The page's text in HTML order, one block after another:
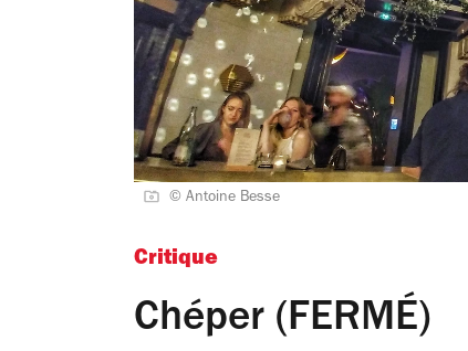
© Antoine Besse
Critique
Chéper (FERMÉ)